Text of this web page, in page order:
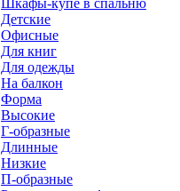
Шкафы-купе в спальню
Детские
Офисные
Для книг
Для одежды
На балкон
Форма
Высокие
Г-образные
Длинные
Низкие
П-образные